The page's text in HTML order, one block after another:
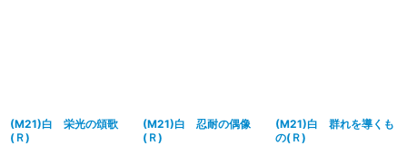
(M21)白 栄光の頌歌
(Ｒ)
(M21)白 忍耐の偶像
(Ｒ)
(M21)白 群れを導くも
の(Ｒ)